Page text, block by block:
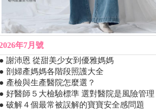
年7月號
謝沛恩 從甜美少女到優雅媽媽
剖婦產媽媽各階段照護大全
產檢與生產醫院怎麼選？
好醫師５大檢驗標準 選對醫院是風險管理
破解４個最常被誤解的寶寶安全感問題